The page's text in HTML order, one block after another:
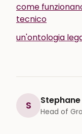
come
tecnico
un'ontologia
S Head of